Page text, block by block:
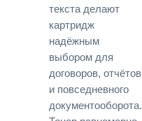
текста делают
картридж
надёжным
выбором для
договоров, отчётов
и повседневного
документооборота.